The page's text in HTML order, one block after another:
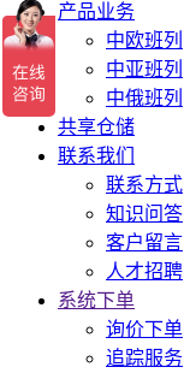
产品业务
中欧班列
中亚班列
中俄班列
共享仓储
联系我们
联系方式
知识问答
客户留言
人才招聘
系统下单
询价下单
追踪服务